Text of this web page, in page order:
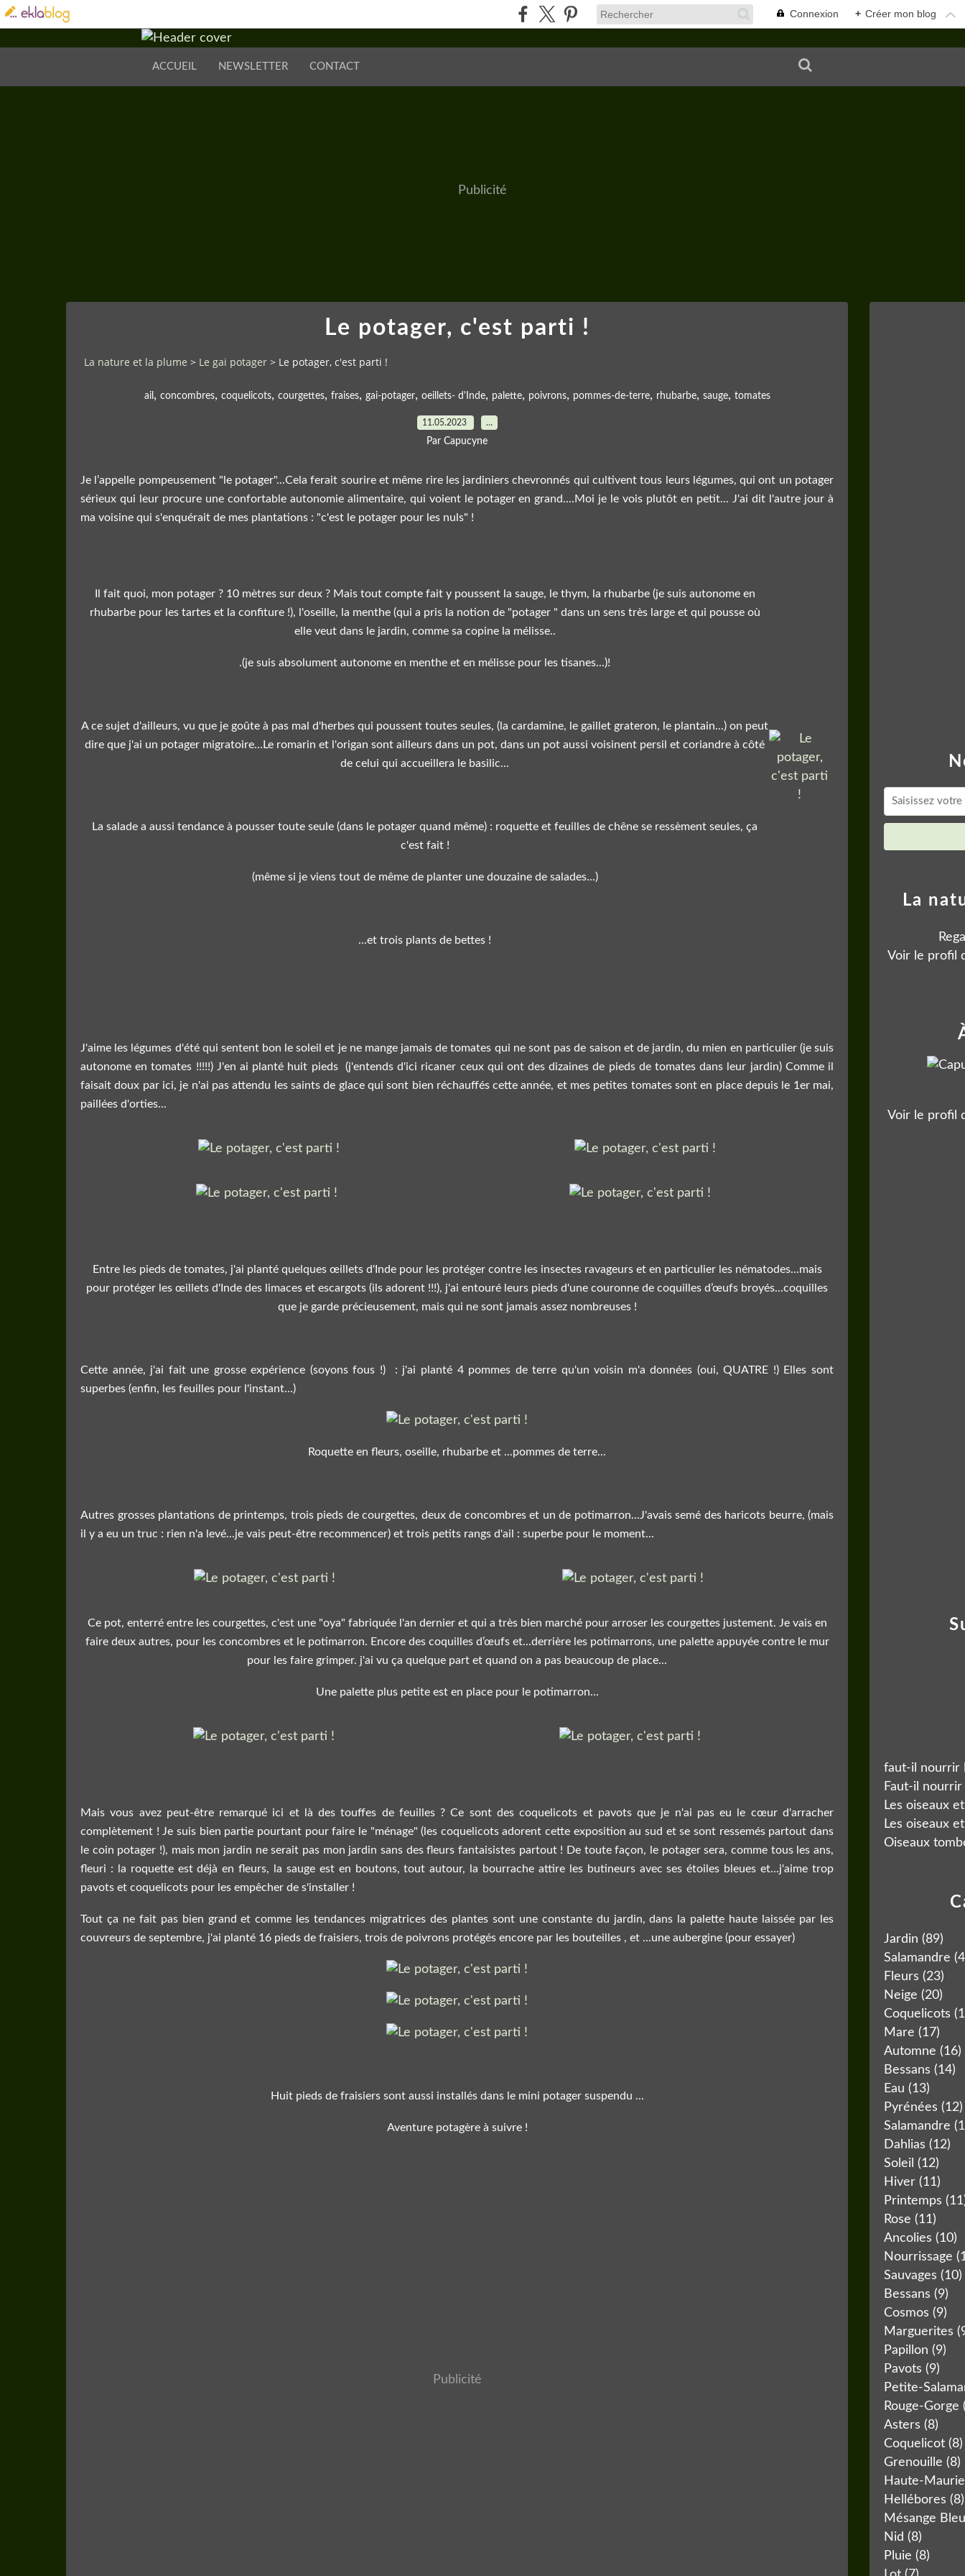
Connexion + Créer mon blog
ACCUEIL NEWSLETTER CONTACT
Publicité
Le potager, c'est parti !
La nature et la plume > Le gai potager > Le potager, c'est parti !
ail, concombres, coquelicots, courgettes, fraises, gai-potager, oeillets- d'Inde, palette, poivrons, pommes-de-terre, rhubarbe, sauge, tomates
11.05.2023 …
Par Capucyne
Je l’appelle pompeusement "le potager"...Cela ferait sourire et même rire les jardiniers chevronnés qui cultivent tous leurs légumes, qui ont un potager
sérieux qui leur procure une confortable autonomie alimentaire, qui voient le potager en grand....Moi je le vois plutôt en petit... J'ai dit l'autre jour à
ma voisine qui s'enquérait de mes plantations : "c'est le potager pour les nuls" !
Il fait quoi, mon potager ? 10 mètres sur deux ? Mais tout compte fait y poussent la sauge, le thym, la rhubarbe (je suis autonome en
rhubarbe pour les tartes et la confiture !), l'oseille, la menthe (qui a pris la notion de "potager " dans un sens très large et qui pousse où
elle veut dans le jardin, comme sa copine la mélisse..
.(je suis absolument autonome en menthe et en mélisse pour les tisanes...)!
A ce sujet d'ailleurs, vu que je goûte à pas mal d'herbes qui poussent toutes seules, (la cardamine, le gaillet grateron, le plantain...) on peut
dire que j'ai un potager migratoire...Le romarin et l'origan sont ailleurs dans un pot, dans un pot aussi voisinent persil et coriandre à côté
de celui qui accueillera le basilic...
La salade a aussi tendance à pousser toute seule (dans le potager quand même) : roquette et feuilles de chêne se ressèment seules, ça
c'est fait !
(même si je viens tout de même de planter une douzaine de salades...)
...et trois plants de bettes !
J'aime les légumes d'été qui sentent bon le soleil et je ne mange jamais de tomates qui ne sont pas de saison et de jardin, du mien en particulier (je suis
autonome en tomates !!!!!) J'en ai planté huit pieds (j'entends d'ici ricaner ceux qui ont des dizaines de pieds de tomates dans leur jardin) Comme il
faisait doux par ici, je n'ai pas attendu les saints de glace qui sont bien réchauffés cette année, et mes petites tomates sont en place depuis le 1er mai,
paillées d'orties...
Entre les pieds de tomates, j'ai planté quelques œillets d'Inde pour les protéger contre les insectes ravageurs et en particulier les nématodes...mais
pour protéger les œillets d'Inde des limaces et escargots (ils adorent !!!), j'ai entouré leurs pieds d'une couronne de coquilles d’œufs broyés...coquilles
que je garde précieusement, mais qui ne sont jamais assez nombreuses !
Cette année, j'ai fait une grosse expérience (soyons fous !) : j'ai planté 4 pommes de terre qu'un voisin m'a données (oui, QUATRE !) Elles sont
superbes (enfin, les feuilles pour l'instant...)
Roquette en fleurs, oseille, rhubarbe et ...pommes de terre...
Autres grosses plantations de printemps, trois pieds de courgettes, deux de concombres et un de potimarron...J'avais semé des haricots beurre, (mais
il y a eu un truc : rien n'a levé...je vais peut-être recommencer) et trois petits rangs d'ail : superbe pour le moment...
Ce pot, enterré entre les courgettes, c'est une "oya" fabriquée l'an dernier et qui a très bien marché pour arroser les courgettes justement. Je vais en
faire deux autres, pour les concombres et le potimarron. Encore des coquilles d’œufs et...derrière les potimarrons, une palette appuyée contre le mur
pour les faire grimper. j'ai vu ça quelque part et quand on a pas beaucoup de place...
Une palette plus petite est en place pour le potimarron...
Mais vous avez peut-être remarqué ici et là des touffes de feuilles ? Ce sont des coquelicots et pavots que je n'ai pas eu le cœur d'arracher
complètement ! Je suis bien partie pourtant pour faire le "ménage" (les coquelicots adorent cette exposition au sud et se sont ressemés partout dans
le coin potager !), mais mon jardin ne serait pas mon jardin sans des fleurs fantaisistes partout ! De toute façon, le potager sera, comme tous les ans,
fleuri : la roquette est déjà en fleurs, la sauge est en boutons, tout autour, la bourrache attire les butineurs avec ses étoiles bleues et...j'aime trop
pavots et coquelicots pour les empêcher de s'installer !
Tout ça ne fait pas bien grand et comme les tendances migratrices des plantes sont une constante du jardin, dans la palette haute laissée par les
couvreurs de septembre, j'ai planté 16 pieds de fraisiers, trois de poivrons protégés encore par les bouteilles , et ...une aubergine (pour essayer)
Huit pieds de fraisiers sont aussi installés dans le mini potager suspendu ...
Aventure potagère à suivre !
Publicité
Jardin (89)
Salamandre
Fleurs (23)
Neige (20)
Coquelicots
Mare (17)
Automne (16)
Bessans (14)
Eau (13)
Pyrénées (12)
Salamandre
Dahlias (12)
Soleil (12)
Hiver (11)
Printemps
Rose (11)
Ancolies (10)
Nourrissage
Sauvages (10)
Bessans (9)
Cosmos (9)
Marguerites
Papillon (9)
Pavots (9)
Petite-
Rouge-Gorge
Asters (8)
Coquelicot (8)
Grenouille (8)
Haute-
Hellébores (8)
Mésange
Nid (8)
Pluie (8)
faut-il nourrir
Faut-il nourrir
Les oiseaux
Les oiseaux
Oiseaux
La
Voir le profil
Voir le profil